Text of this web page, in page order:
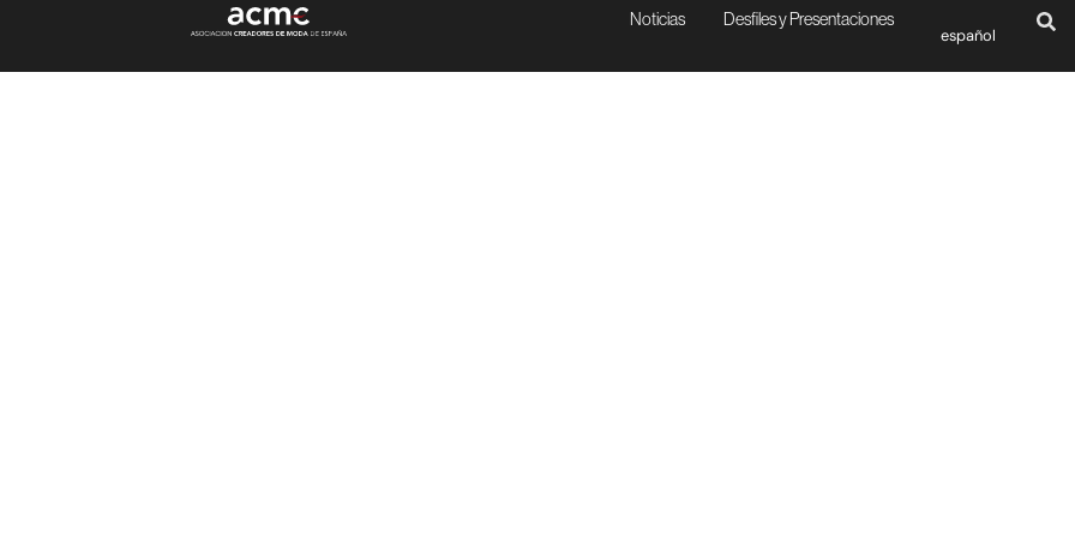
Noticias Desfiles y Presentaciones
español